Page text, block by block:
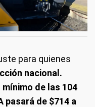
para quienes
nacional.
de las 104
pasará de $714 a